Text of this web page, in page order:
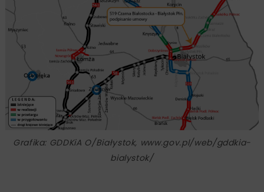
Grafika: GDDKiA O/Białystok, www.gov.pl/web/gddkia-
bialystok/